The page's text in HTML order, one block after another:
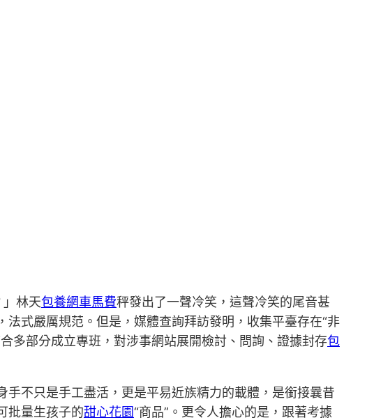
」林天包養網車馬費秤發出了一聲冷笑，這聲冷笑的尾音甚
法式嚴厲規范。但是，媒體查詢拜訪發明，收集平臺存在“非
多部分成立專班，對涉事網站展開檢討、問詢、證據封存包
不只是手工盡活，更是平易近族精力的載體，是銜接曩昔
批量生孩子的甜心花園“商品”。更令人擔心的是，跟著考據